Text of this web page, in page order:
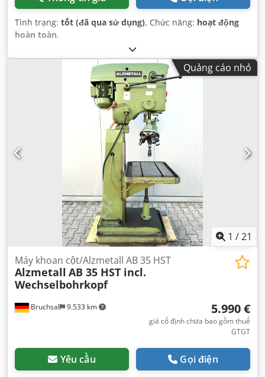
Tình trạng: tốt (đã qua sử dụng), Chức năng: hoạt động
hoàn toàn,
Quảng cáo nhỏ
1 /21
Bruchsal 9.533 km
Máy khoan cột/Alzmetall AB 35 HST
Alzmetall AB 35 HST incl.
Wechselbohrkopf
5.990 €
giá cố định chưa bao gồm thuế
GTGT
Yêu cầu Gọi điện